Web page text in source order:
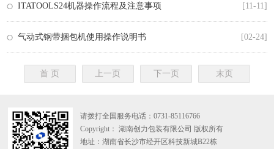
ITATOOLS24机器操作流程及注意事项 [11-11]
气动式钢带捆包机使用操作说明书 [02-24]
首 页 上一页 下一页 末页
请拨打全国服务电话：0731-85116766
Copyright： 湖南创力包装有限公司 版权所有
地址：湖南省长沙市经开区科技新城B22栋